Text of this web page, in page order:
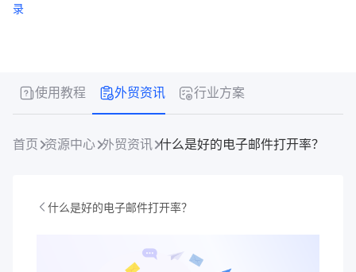
心
录
使用教程 外贸资讯 行业方案
首页 资源中心 外贸资讯 什么是好的电子邮件打开率？
什么是好的电子邮件打开率？